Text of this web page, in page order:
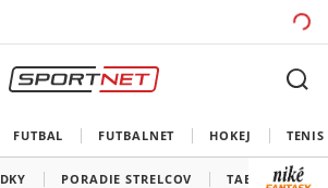
FUTBAL FUTBALNET HOKEJ TENIS
PORADIE STRELCOV TABUĽKY A